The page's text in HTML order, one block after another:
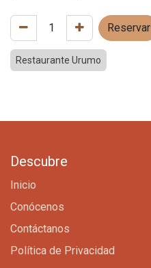
Reservar
Restaurante Urumo
Descubre
Inicio
Conócenos
Contáctanos
Política de Privacidad